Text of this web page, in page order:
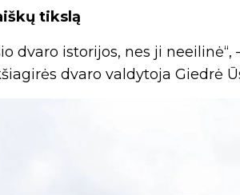
tikslą
dvaro istorijos, nes ji
dvaro valdytoja Giedrė